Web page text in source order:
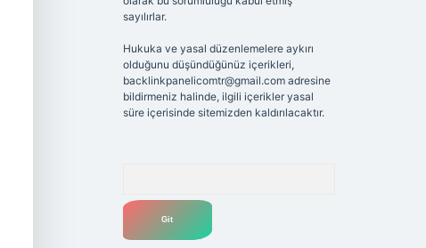
sayılırlar.
Hukuka ve yasal düzenlemelere aykırı
olduğunu düşündüğünüz içerikleri,
backlinkpanelicomtr@gmail.comadresine
bildirmeniz halinde, ilgili içerikler yasal
süre içerisinde sitemizden kaldırılacaktır.